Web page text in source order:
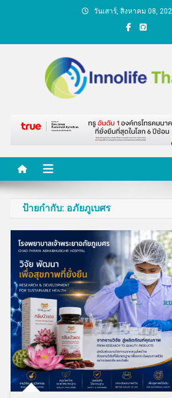
วันเสาร์, สิงหาคม 08,
คนกับความคิด
นวัตกรร
ป้ายกำกับ: อภัยภูเบศร